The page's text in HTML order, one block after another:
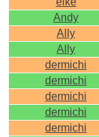
Andy
Ally
Ally
dermichi
dermichi
dermichi
dermichi
dermichi